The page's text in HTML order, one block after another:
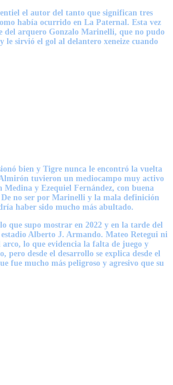
el autor del tanto que significan tres
había ocurrido en La Paternal. Esta vez
del arquero Gonzalo Marinelli, que no pudo
le sirvió el gol al delantero xeneize cuando
bien y Tigre nunca le encontró la vuelta
tuvieron un mediocampo muy activo
y Ezequiel Fernández, con buena
no ser por Marinelli y la mala definición
haber sido mucho más abultado.
que supo mostrar en 2022 y en la tarde del
Alberto J. Armando. Mateo Retegui ni
lo que evidencia la falta de juego y
pero desde el desarrollo se explica desde el
fue mucho más peligroso y agresivo que su